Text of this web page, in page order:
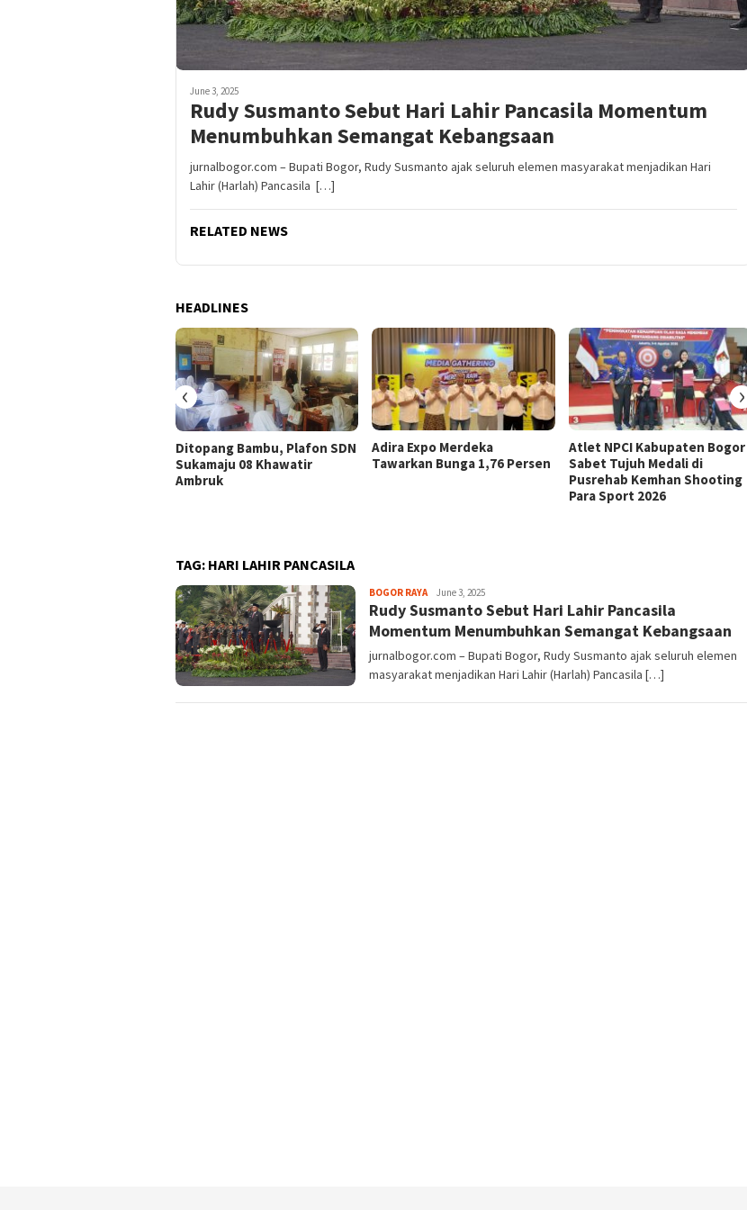
June 3, 2025
Rudy Susmanto Sebut Hari Lahir Pancasila Momentum
Menumbuhkan Semangat Kebangsaan
jurnalbogor.com – Bupati Bogor, Rudy Susmanto ajak seluruh elemen masyarakat menjadikan Hari
Lahir (Harlah) Pancasila […]
RELATED NEWS
HEADLINES
Ditopang Bambu, Plafon SDN
Sukamaju 08 Khawatir
Ambruk
Adira Expo Merdeka
Tawarkan Bunga 1,76 Persen
Atlet NPCI Kabupaten Bogor
Sabet Tujuh Medali di
Pusrehab Kemhan Shooting
Para Sport 2026
‹ ›
TAG: HARI LAHIR PANCASILA
BOGOR RAYAAga
Alamanda
June 3, 2025
Rudy Susmanto Sebut Hari Lahir Pancasila
Momentum Menumbuhkan Semangat Kebangsaan
jurnalbogor.com – Bupati Bogor, Rudy Susmanto ajak seluruh elemen
masyarakat menjadikan Hari Lahir (Harlah) Pancasila […]